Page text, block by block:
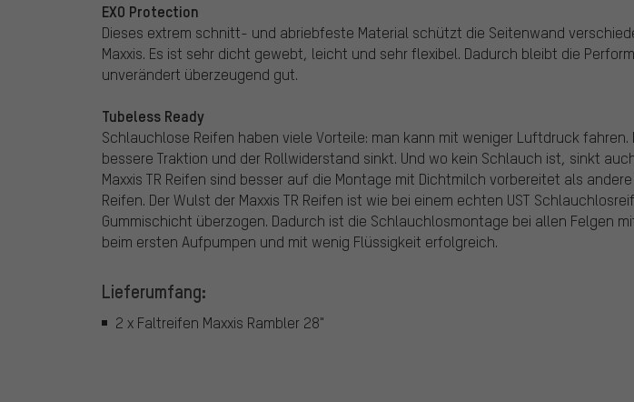
EXO Protection
Dieses extrem schnitt- und abriebfeste Material schützt die Seitenwand
Maxxis. Es ist sehr dicht gewebt, leicht und sehr flexibel. Dadurch bleibt die
unverändert überzeugend gut.
Tubeless Ready
Schlauchlose Reifen haben viele Vorteile: man kann mit weniger Luftdruck fahren.
bessere Traktion und der Rollwiderstand sinkt. Und wo kein Schlauch ist, sinkt
Maxxis TR Reifen sind besser auf die Montage mit Dichtmilch vorbereitet als
Reifen. Der Wulst der Maxxis TR Reifen ist wie bei einem echten UST
Gummischicht überzogen. Dadurch ist die Schlauchlosmontage bei allen Felgen
beim ersten Aufpumpen und mit wenig Flüssigkeit erfolgreich.
Lieferumfang:
2 x Faltreifen Maxxis Rambler 28"